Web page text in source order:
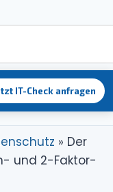
IT-Check anfragen
» Der
und 2-Faktor-